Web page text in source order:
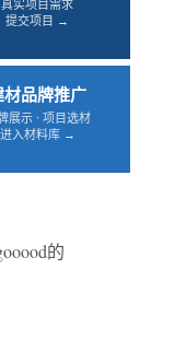
真实项目需求
提交项目 →
材品牌推广
展示 · 项目选材
进入材料库 →
的